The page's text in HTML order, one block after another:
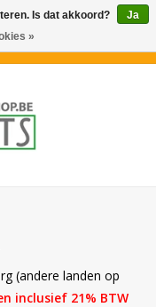
(andere landen op
inclusief 21% BTW
Is dat akkoord?
Ja
»